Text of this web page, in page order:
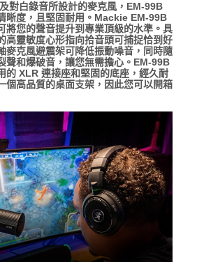
對白錄音所設計的麥克風，EM-99B
晰度，且堅固耐用。Mackie EM-99B
將您的聲音提升到專業頂級的水準。具
高靈敏度心形指向拾音頭可捕捉恰到好
麥克風避震架可降低振動噪音，同時隨
聲和爆破音，讓您無需擔心。EM-99B
的 XLR 連接座和堅固的底座，經久耐
個高品質的桌面支架，因此您可以開箱